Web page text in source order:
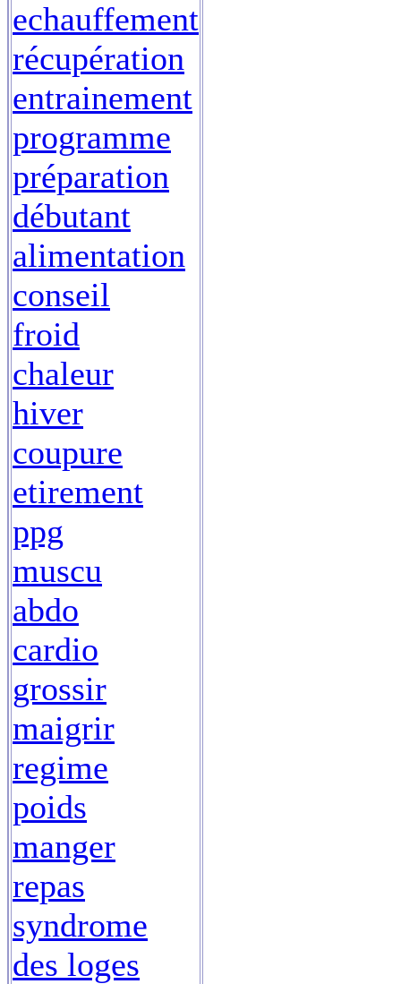
echauffement
récupération
entrainement
programme
préparation
débutant
alimentation
conseil
froid
chaleur
hiver
coupure
etirement
ppg
muscu
abdo
cardio
grossir
maigrir
regime
poids
manger
repas
syndrome
des loges